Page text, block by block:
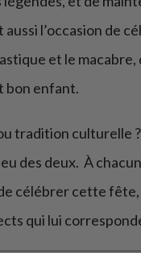
aussi l’occasion de
et le macabre,
bon enfant.
tradition culturelle
des deux. À
célébrer cette fête,
qui lui